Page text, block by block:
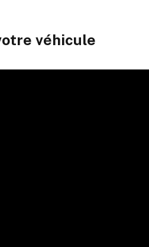
véhicule